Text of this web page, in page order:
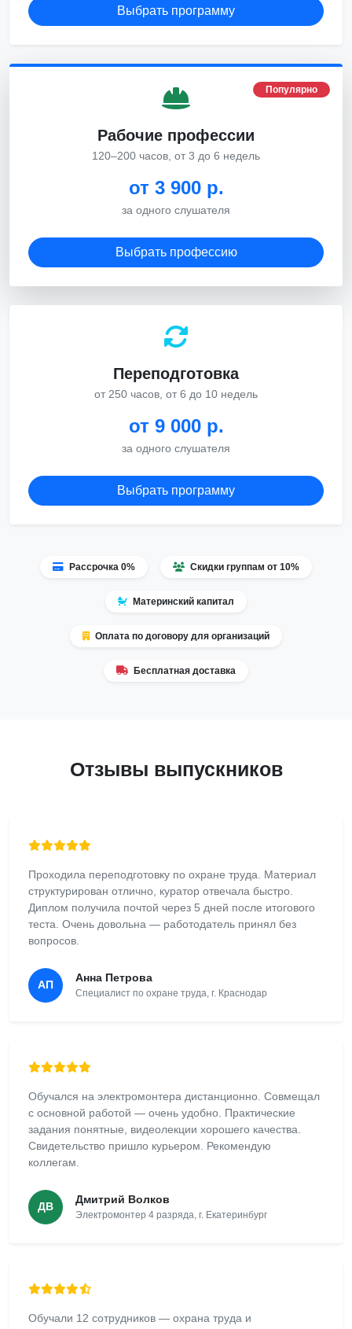
Выбрать программу
Популярно
Рабочие профессии
120–200 часов, от 3 до 6 недель
от 3 900 р.
за одного слушателя
Выбрать профессию
Переподготовка
от 250 часов, от 6 до 10 недель
от 9 000 р.
за одного слушателя
Выбрать программу
Рассрочка 0% Скидки группам от 10%
Материнский капитал
Оплата по договору для организаций
Бесплатная доставка
Отзывы выпускников
Проходила переподготовку по охране труда. Материал
структурирован отлично, куратор отвечала быстро.
Диплом получила почтой через 5 дней после итогового
теста. Очень довольна — работодатель принял без
вопросов.
АП
Анна Петрова
Специалист по охране труда, г. Краснодар
Обучался на электромонтера дистанционно. Совмещал
с основной работой — очень удобно. Практические
задания понятные, видеолекции хорошего качества.
Свидетельство пришло курьером. Рекомендую
коллегам.
ДВ
Дмитрий Волков
Электромонтер 4 разряда, г. Екатеринбург
Обучали 12 сотрудников — охрана труда и